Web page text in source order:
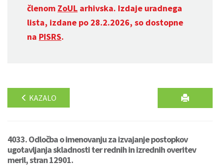
členom ZoUL arhivska. Izdaje uradnega
lista, izdane po 28.2.2026, so dostopne
na PISRS.
KAZALO
4033. Odločba o imenovanju za izvajanje postopkov
ugotavljanja skladnosti ter rednih in izrednih overitev
meril, stran 12901.